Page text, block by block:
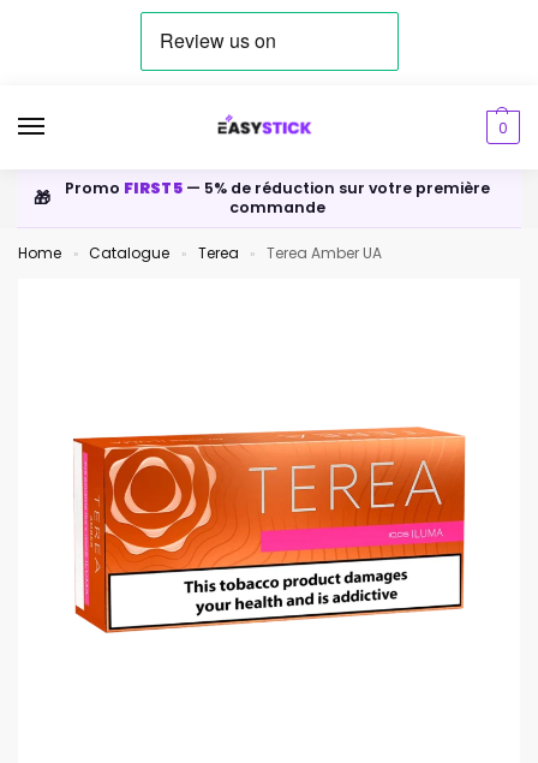
0
🎁 Promo FIRST5 — 5% de réduction sur votre première
commande
Home » Catalogue » Terea » Terea Amber UA